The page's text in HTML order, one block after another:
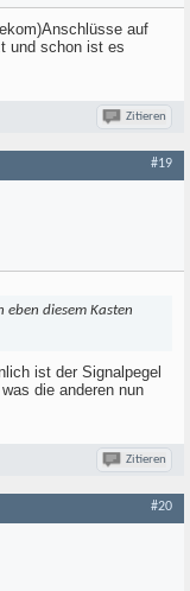
auf
und schon ist es
Zitieren
#19
eben diesem Kasten
ist der Signalpegel
die anderen nun
Zitieren
#20